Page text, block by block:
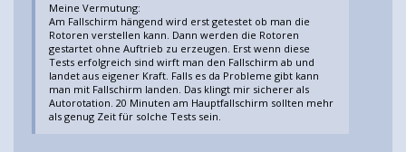
Meine Vermutung:
Am Fallschirm hängend wird erst getestet ob man die
Rotoren verstellen kann. Dann werden die Rotoren
gestartet ohne Auftrieb zu erzeugen. Erst wenn diese
Tests erfolgreich sind wirft man den Fallschirm ab und
landet aus eigener Kraft. Falls es da Probleme gibt kann
man mit Fallschirm landen. Das klingt mir sicherer als
Autorotation. 20 Minuten am Hauptfallschirm sollten mehr
als genug Zeit für solche Tests sein.